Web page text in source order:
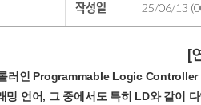
작성일 25/06/13
[
인 Programmable Logic
밍 언어, 그 중에서도 특히 LD와 같